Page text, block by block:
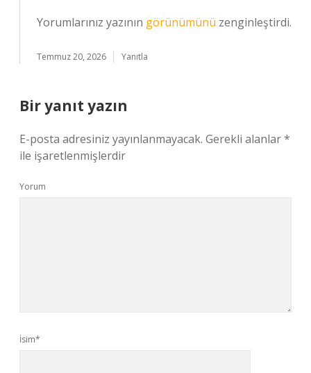
Yorumlarınız yazının görünümünü zenginleştirdi.
Temmuz 20, 2026 Yanıtla
Bir yanıt yazın
E-posta adresiniz yayınlanmayacak. Gerekli alanlar*
ile işaretlenmişlerdir
Yorum
İsim*